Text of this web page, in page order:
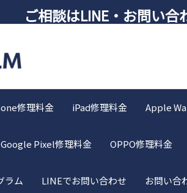
ご相談はLINE・お問い合わ
修理料金 iPad修理料金 Apple
Google Pixel修理料金 OPPO修理料金
ラム LINEでお問い合わせ お問い合